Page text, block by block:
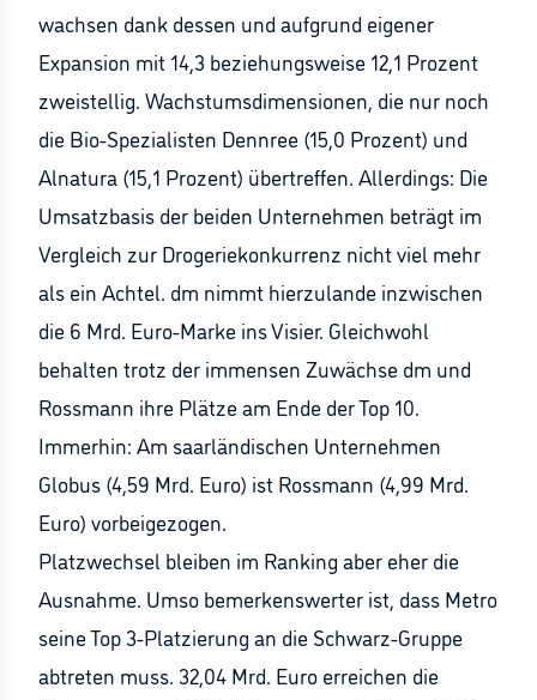
wachsen dank dessen und aufgrund eigener
Expansion mit 14,3 beziehungsweise 12,1 Prozent
zweistellig. Wachstumsdimensionen, die nur noch
die Bio-Spezialisten Dennree (15,0 Prozent) und
Alnatura (15,1 Prozent) übertreffen. Allerdings: Die
Umsatzbasis der beiden Unternehmen beträgt im
Vergleich zur Drogeriekonkurrenz nicht viel mehr
als ein Achtel. dm nimmt hierzulande inzwischen
die 6 Mrd. Euro-Marke ins Visier. Gleichwohl
behalten trotz der immensen Zuwächse dm und
Rossmann ihre Plätze am Ende der Top 10.
Immerhin: Am saarländischen Unternehmen
Globus (4,59 Mrd. Euro) ist Rossmann (4,99 Mrd.
Euro) vorbeigezogen.
Platzwechsel bleiben im Ranking aber eher die
Ausnahme. Umso bemerkenswerter ist, dass Metro
seine Top 3-Platzierung an die Schwarz-Gruppe
abtreten muss. 32,04 Mrd. Euro erreichen die